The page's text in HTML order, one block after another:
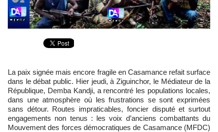
La paix signée mais encore fragile en Casamance refait surface
dans le débat public. Hier jeudi, à Ziguinchor, le Médiateur de la
République, Demba Kandji, a rencontré les populations locales,
dans une atmosphère où les frustrations se sont exprimées
sans détour. Routes impraticables, foncier disputé et surtout
engagements non tenus : les voix d’anciens combattants du
Mouvement des forces démocratiques de Casamance (MFDC)